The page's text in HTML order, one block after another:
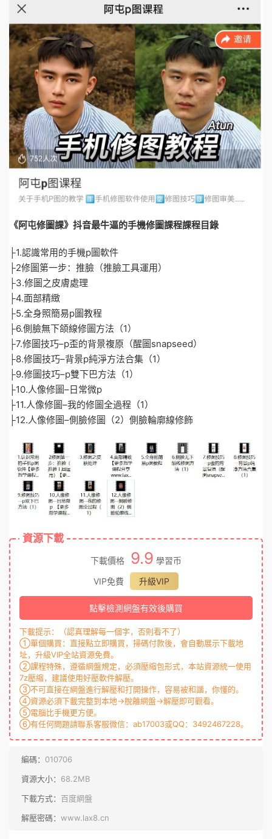
《阿屯修圖課》抖音最牛逼的手機修圖課程課程目錄
├1.認識常用的手機p圖軟件
├2修圖第一步：推臉（推臉工具運用）
├3.修圖之皮膚處理
├4.面部精緻
├5.全身照簡易p圖教程
├6.側臉無下颌線修圖方法（1）
├7.修圖技巧–p歪的背景複原（醒圖snapseed）
├8.修圖技巧–背景p純淨方法合集（1）
├9.修圖技巧–p雙下巴方法（1）
├10.人像修圖–日常微p
├11.人像修圖–我的修圖全過程（1）
├12.人像修圖–側臉修圖（2）側臉輪廓線修飾
資源下載
下載價格 9.9 學習币
VIP免費
升級VIP
點擊檢測網盤有效後購買
下載提示：（認真理解每一個字，否則看不了）
①單個購買：直接點立即購買，掃碼付款後，會自動展示下載地
址，升級VIP全站資源免費。
②課程特殊，遵循網盤規定，必須壓縮包形式，本站資源統一使用
7z壓縮，建議使用好壓軟件解壓。
③不可直接在網盤進行解壓和打開操作，容易被和諧，你懂的。
④資源必須下載完整到本地→脫離網盤→解壓即可觀看。
⑤電腦比手機更方便。
⑥有任何問題請聯系客服微信：ab17003或QQ：3492467228。
編碼： 010706
資源大小： 68.2MB
下載方式： 百度網盤
解壓密碼： www.lax8.cn